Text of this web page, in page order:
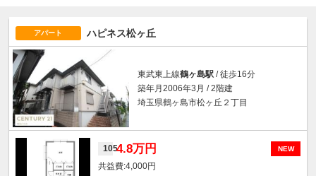
アパート ハピネス松ヶ丘
東武東上線鶴ヶ島駅 / 徒歩16分
築年月2006年3月 / 2階建
埼玉県鶴ヶ島市松ヶ丘２丁目
NEW
1054.8万円
4,000円